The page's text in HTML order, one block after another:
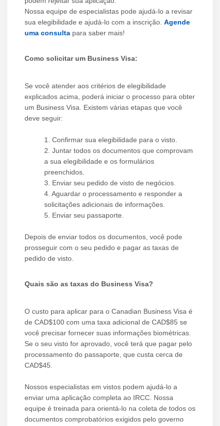
Nossa equipe de especialistas pode ajudá-lo a revisar
sua elegibilidade e ajudá-lo com a inscrição. Agende
uma consulta para saber mais!
Como solicitar um Business Visa:
Se você atender aos critérios de elegibilidade
explicados acima, poderá iniciar o processo para obter
um Business Visa. Existem várias etapas que você
deve seguir:
1. Confirmar sua elegibilidade para o visto.
2. Juntar todos os documentos que comprovam
a sua elegibilidade e os formulários
preenchidos.
3. Enviar seu pedido de visto de negócios.
4. Aguardar o processamento e responder a
solicitações adicionais de informações.
5. Enviar seu passaporte.
Depois de enviar todos os documentos, você pode
prosseguir com o seu pedido e pagar as taxas de
pedido de visto.
Quais são as taxas do Business Visa?
O custo para aplicar para o Canadian Business Visa é
de CAD$100 com uma taxa adicional de CAD$85 se
você precisar fornecer suas informações biométricas.
Se o seu visto for aprovado, você terá que pagar pelo
processamento do passaporte, que custa cerca de
CAD$45.
Nossos especialistas em vistos podem ajudá-lo a
enviar uma aplicação completa ao IRCC. Nossa
equipe é treinada para orientá-lo na coleta de todos os
documentos comprobatórios exigidos pelo governo